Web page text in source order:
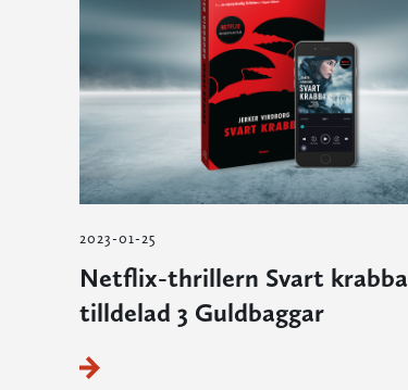
2023-01-25
Netflix-thrillern Svart krabba
tilldelad 3 Guldbaggar